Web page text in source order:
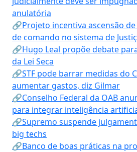
anulatória
🔗Projeto incentiva ascensão
de comando no sistema de
🔗Hugo Leal propõe debate
da Lei Seca
🔗STF pode barrar medidas do
aumentar gastos, diz Gilmar
🔗Conselho Federal da OAB
para integrar inteligência
🔗Supremo suspende
big techs
🔗Banco de boas práticas na